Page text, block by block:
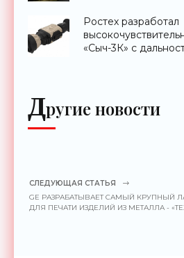
Ростех разработал
«Сыч-3К» с
Другие новости
СЛЕДУЮЩАЯ СТАТЬЯ
GE РАЗРАБАТЫВАЕТ САМЫЙ КРУПНЫЙ
ДЛЯ ПЕЧАТИ ИЗДЕЛИЙ ИЗ МЕТАЛЛА -